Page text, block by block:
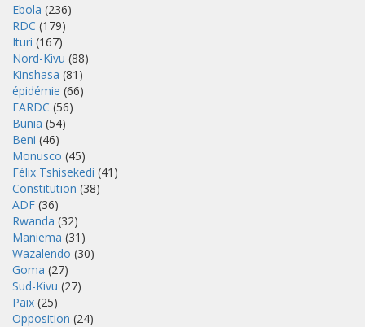
Ebola (236)
RDC (179)
Ituri (167)
Nord-Kivu (88)
Kinshasa (81)
épidémie (66)
FARDC (56)
Bunia (54)
Beni (46)
Monusco (45)
Félix Tshisekedi (41)
Constitution (38)
ADF (36)
Rwanda (32)
Maniema (31)
Wazalendo (30)
Goma (27)
Sud-Kivu (27)
Paix (25)
Opposition (24)